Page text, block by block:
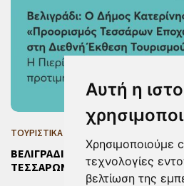
Αυτή η
Χρησιμοποιούμε
τεχνολογίες
βελτίωση της
ΤΟΥΡΙΣΤΙΚΑ
ΒΕΛΙΓΡΑΔΙ: Ο ΔΗΜΟΣ
ΤΕΣΣΑΡΩΝ ΕΠΟΧΩΝ» ΣΤΗ